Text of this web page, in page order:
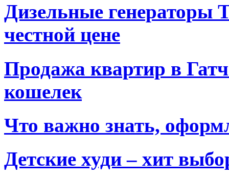
Дизельные генераторы
честной цене
Продажа квартир в
кошелек
Что важно знать,
Детские худи – хит